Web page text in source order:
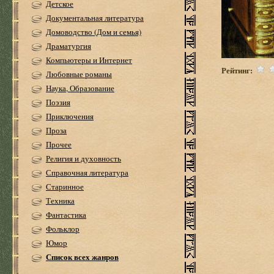
Детское
Документальная литература
Домоводство (Дом и семья)
Драматургия
Компьютеры и Интернет
Любовные романы
Наука, Образование
Поэзия
Приключения
Проза
Прочее
Религия и духовность
Справочная литература
Старинное
Техника
Фантастика
Фольклор
Юмор
Список всех жанров
Рейтинг: